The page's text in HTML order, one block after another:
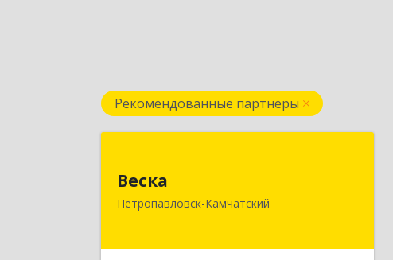
Рекомендованные партнеры
Веска
Петропавловск-Камчатский
Петропавловск-Камчатский г, Карла